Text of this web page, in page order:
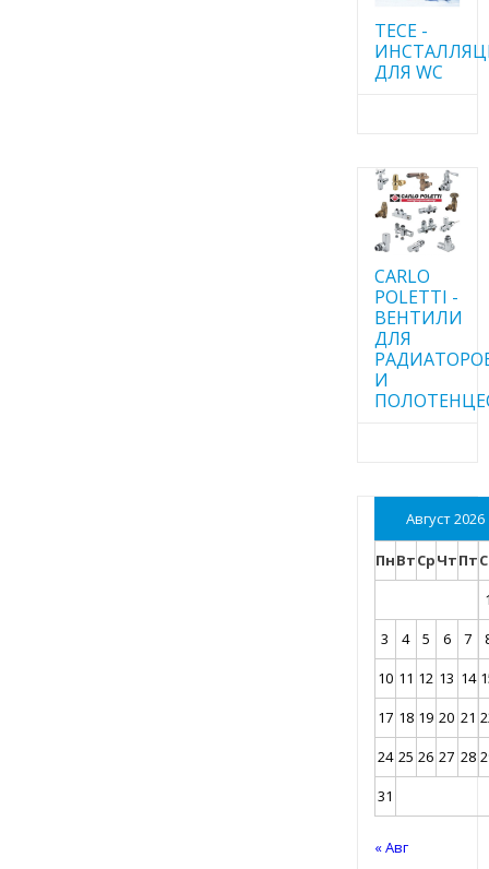
TECE -
ДЛЯ WC
CARLO
POLETTI -
ВЕНТИЛИ
ДЛЯ
И
Август 2026
ПнВтСрЧтПт
3
4 5 6 7
10 11 12 13 14
17 18 19 20 21
24 25 26 27 28
31
« Авг